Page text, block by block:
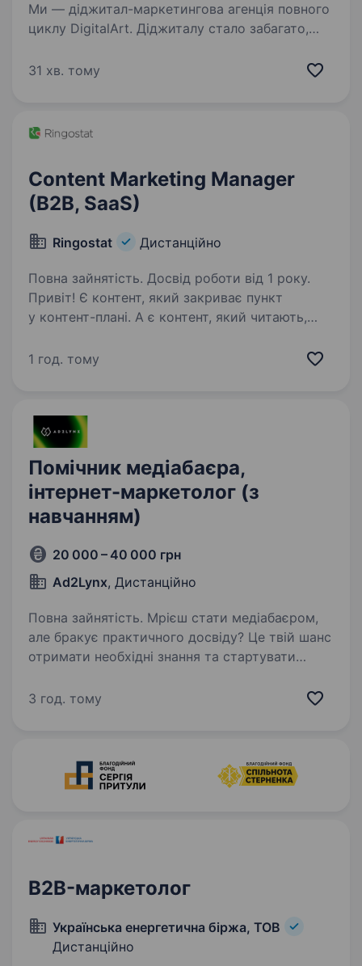
Ми — діджитал-маркетингова агенція повного
циклу DigitalArt. Діджиталу стало забагато,
мистецтвом, а ми — та сама команда митців.
31 хв. тому
Content Marketing Manager
(B2B, SaaS)
Ringostat Дистанційно
Повна зайнятість. Досвід роботи від 1 року.
Привіт! Є контент, який закриває пункт
у контент-плані. А є контент, який читають,
у продажах і через який ринок краще розуміє
1 год. тому
Помічник медіабаєра,
інтернет-маркетолог (з
навчанням)
20 000 – 40 000 грн
Ad2Lynx, Дистанційно
Повна зайнятість. Мрієш стати медіабаєром,
але бракує практичного досвіду? Це твій шанс
отримати необхідні знання та стартувати
штаб-квартирою у Лондоні та офісами
3 год. тому
B2B-маркетолог
Українська енергетична біржа, ТОВ
Дистанційно